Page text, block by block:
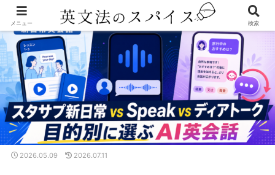
2026.05.09 2026.07.11
メニュー 検索